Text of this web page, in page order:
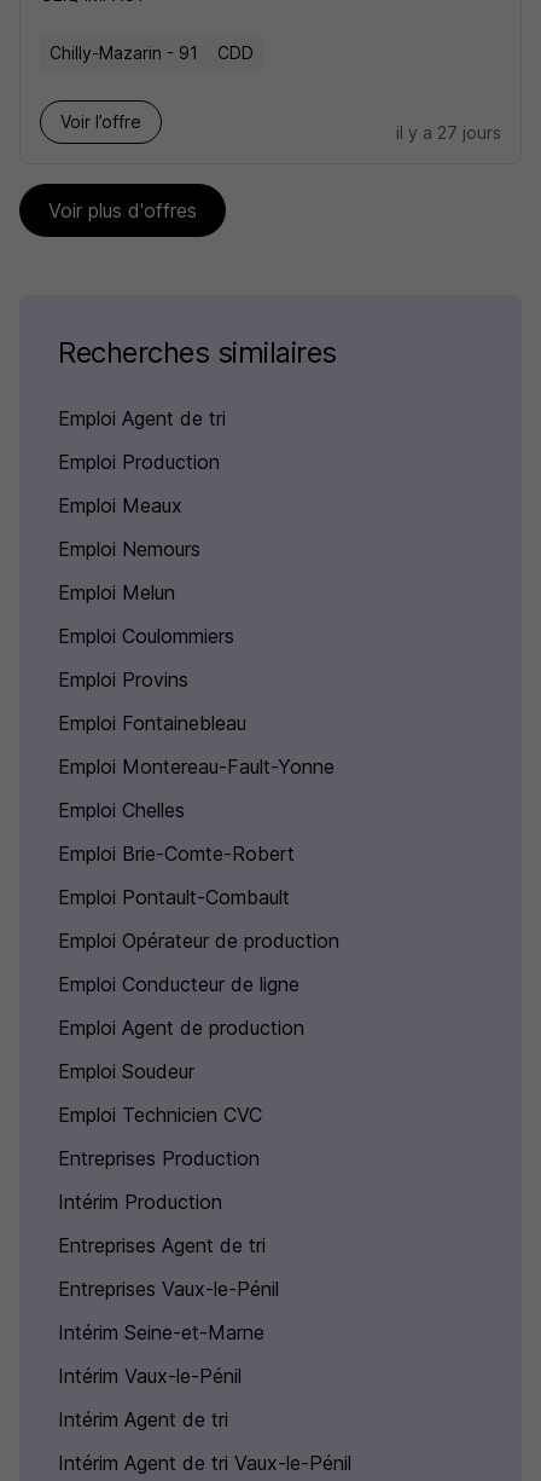
Chilly-Mazarin - 91 CDD
Voir l’offre
il y a 27 jours
Voir plus d'offres
Recherches similaires
Emploi Agent de tri
Emploi Production
Emploi Meaux
Emploi Nemours
Emploi Melun
Emploi Coulommiers
Emploi Provins
Emploi Fontainebleau
Emploi Montereau-Fault-Yonne
Emploi Chelles
Emploi Brie-Comte-Robert
Emploi Pontault-Combault
Emploi Opérateur de production
Emploi Conducteur de ligne
Emploi Agent de production
Emploi Soudeur
Emploi Technicien CVC
Entreprises Production
Intérim Production
Entreprises Agent de tri
Entreprises Vaux-le-Pénil
Intérim Seine-et-Marne
Intérim Vaux-le-Pénil
Intérim Agent de tri
Intérim Agent de tri Vaux-le-Pénil